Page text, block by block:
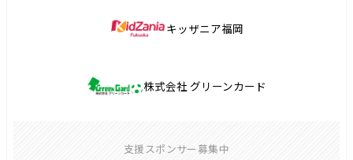
キッザニア福岡
株式会社 グリーンカード
支援スポンサー募集中